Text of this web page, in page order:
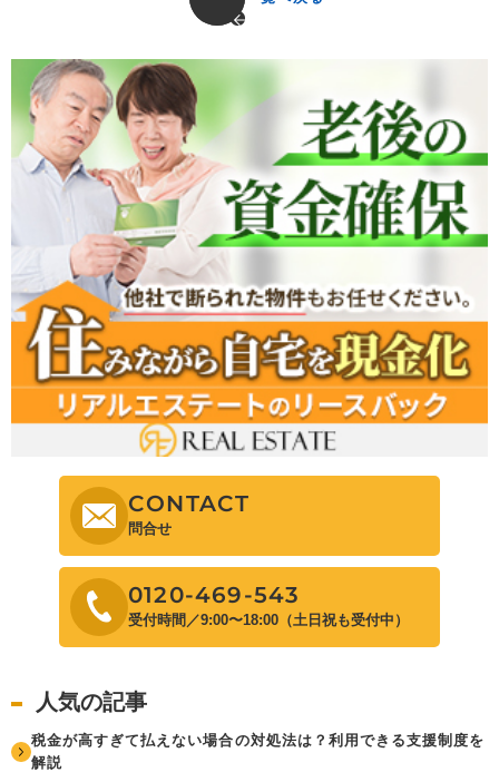
CONTACT
問合せ
0120-469-543
受付時間／9:00〜18:00（土日祝も受付中）
人気の記事
税金が高すぎて払えない場合の対処法は？利用できる支援制度を
解説